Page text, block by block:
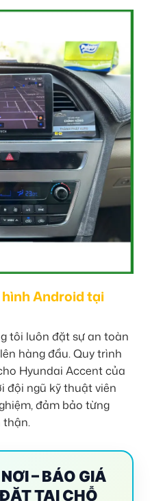
Android tại
tôi luôn đặt sự an toàn
hàng đầu. Quy trình
Hyundai Accent của
đội ngũ kỹ thuật viên
đảm bảo từng
thận.
– BÁO GIÁ
TẠI CHỖ